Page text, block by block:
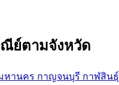
ย์ตามจังหวัด
หานคร กาญจนบุรี กาฬสินธุ์